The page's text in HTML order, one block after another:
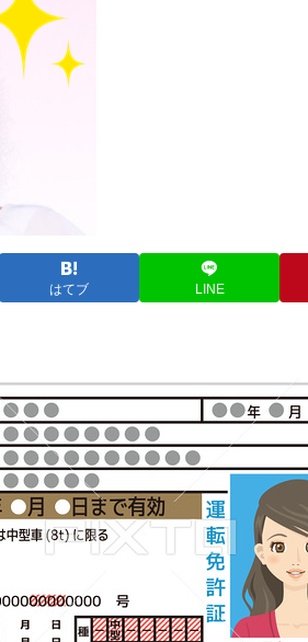
はてブ LINE